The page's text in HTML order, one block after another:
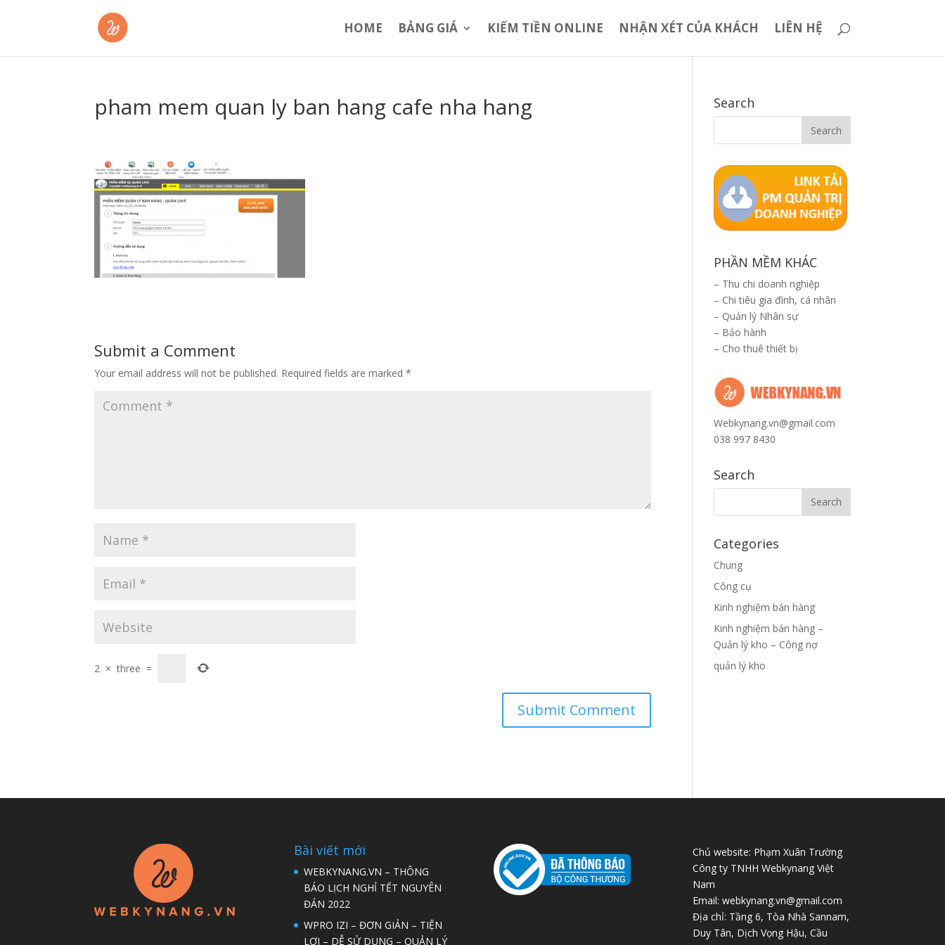
HOME BẢNG GIÁ KIẾM TIỀN ONLINE NHẬN XÉT CỦA KHÁCH LIÊN HỆ
pham mem quan ly ban hang cafe nha hang
Submit a Comment
Your email address will not be published. Required fields are marked*
2 × three =
Search
PHẦN MỀM KHÁC
– Thu chi doanh nghiệp
– Chi tiêu gia đình, cá nhân
– Quản lý Nhân sự
– Bảo hành
– Cho thuê thiết bị
Webkynang.vn@gmail.com
038 997 8430
Search
Categories
Chung
Công cụ
Kinh nghiệm bán hàng
Kinh nghiệm bán hàng –
Quản lý kho – Công nợ
quản lý kho
Bài viết mới
WEBKYNANG.VN – THÔNG
BÁO LỊCH NGHỈ TẾT NGUYÊN
ĐÁN 2022
WPRO IZI – ĐƠN GIẢN – TIỆN
LỢI – DỄ SỬ DỤNG – QUẢN LÝ
Chủ website: Phạm Xuân Trường
Công ty TNHH Webkynang Việt
Nam
Email: webkynang.vn@gmail.com
Địa chỉ: Tầng 6, Tòa Nhà Sannam,
Duy Tân, Dịch Vọng Hậu, Cầu